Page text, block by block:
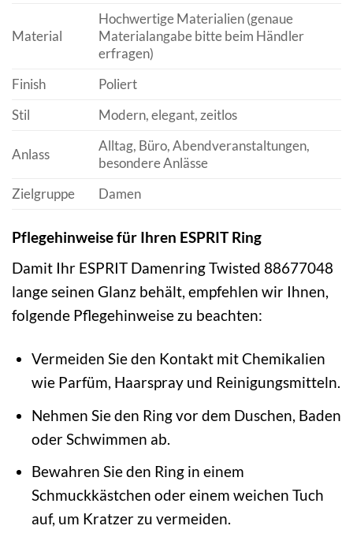
Material
Hochwertige Materialien (genaue
Materialangabe bitte beim Händler
erfragen)
Finish
Poliert
Stil
Modern, elegant, zeitlos
Anlass
Alltag, Büro, Abendveranstaltungen,
besondere Anlässe
Zielgruppe
Damen
Pflegehinweise für Ihren ESPRIT Ring
Damit Ihr ESPRIT Damenring Twisted 88677048
lange seinen Glanz behält, empfehlen wir Ihnen,
folgende Pflegehinweise zu beachten:
Vermeiden Sie den Kontakt mit Chemikalien
wie Parfüm, Haarspray und Reinigungsmitteln.
Nehmen Sie den Ring vor dem Duschen, Baden
oder Schwimmen ab.
Bewahren Sie den Ring in einem
Schmuckkästchen oder einem weichen Tuch
auf, um Kratzer zu vermeiden.